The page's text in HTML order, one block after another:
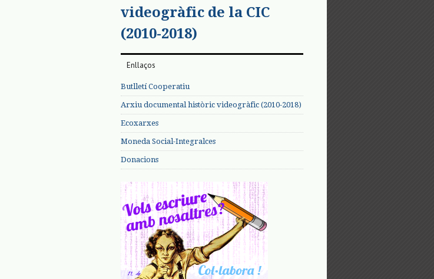
videogràfic de la CIC
(2010-2018)
Enllaços
Butlletí Cooperatiu
Arxiu documental històric videogràfic (2010-2018)
Ecoxarxes
Moneda Social-Integralces
Donacions